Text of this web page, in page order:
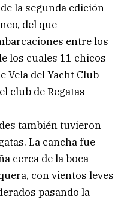
la segunda edición
del que
entre los
los cuales 11 chicos
Vela del Yacht Club
club de Regatas
también tuvieron
La cancha fue
cerca de la boca
con vientos leves
pasando la